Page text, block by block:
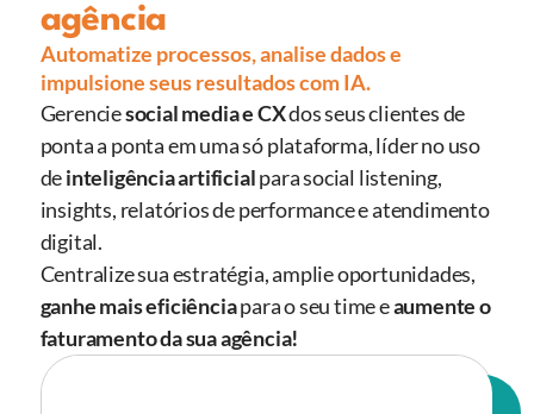
agência
Automatize processos, analise dados e
impulsione seus resultados com IA.
Gerenciesocial media e CXdos seus clientes de
ponta a ponta em uma só plataforma, líder no uso
deinteligência artificialpara social listening,
insights, relatórios de performance e atendimento
digital.
Centralize sua estratégia, amplie oportunidades,
ganhe mais eficiênciapara o seu time eaumente o
faturamento da sua agência!